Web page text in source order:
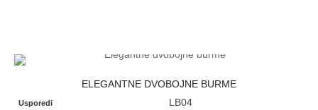
ELEGANTNE DVOBOJNE BURME
Usporedi LB04